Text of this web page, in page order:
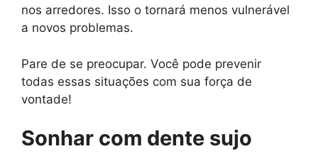
nos arredores. Isso o tornará menos vulnerável
a novos problemas.
Pare de se preocupar. Você pode prevenir
todas essas situações com sua força de
vontade!
Sonhar com dente sujo